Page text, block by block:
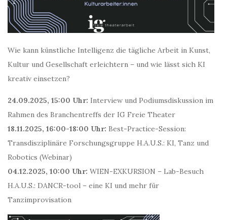
Wie kann künstliche Intelligenz die tägliche Arbeit in Kunst,
Kultur und Gesellschaft erleichtern – und wie lässt sich KI
kreativ einsetzen?
24.09.2025, 15:00 Uhr: Interview und Podiumsdiskussion im
Rahmen des Branchentreffs der IG Freie Theater
18.11.2025, 16:00-18:00 Uhr: Best-Practice-Session:
Transdisziplinäre Forschungsgruppe H.A.U.S.: KI, Tanz und
Robotics (Webinar)
04.12.2025, 10:00 Uhr: WIEN-EXKURSION – Lab-Besuch
H.A.U.S.: DANCR-tool – eine KI und mehr für
Tanzimprovisation